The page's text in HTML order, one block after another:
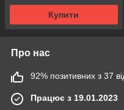
Купити
Про нас
92% позитивних з 37
Працює з 19.01.2023